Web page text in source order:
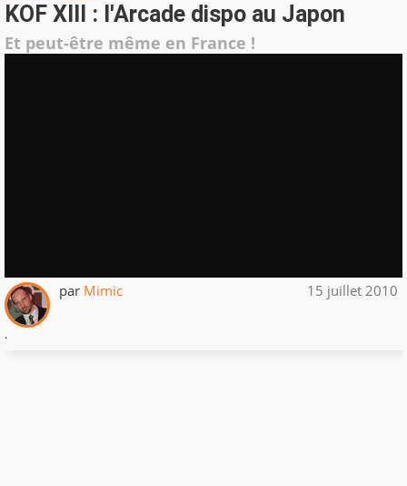
KOF XIII : l'Arcade dispo au Japon
Et peut-être même en France !
par Mimic 15 juillet 2010
.